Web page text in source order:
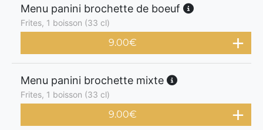
Menu panini brochette de boeuf
Frites, 1 boisson (33 cl)
9.00€
Menu panini brochette mixte
Frites, 1 boisson (33 cl)
9.00€